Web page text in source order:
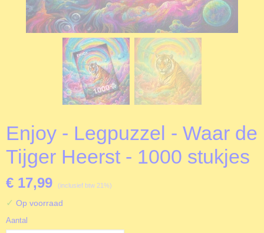
Enjoy - Legpuzzel - Waar de
Tijger Heerst - 1000 stukjes
€ 17,99 (inclusief btw 21%)
✓ Op voorraad
Aantal